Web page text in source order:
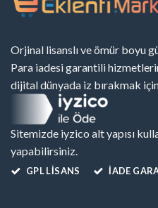
Orjinal lisanslı ve ömür boyu
Para iadesi garantili
dijital dünyada iz bırakmak için
Sitemizde iyzico alt yapısı
yapabilirsiniz.
GPL LISANS İADE